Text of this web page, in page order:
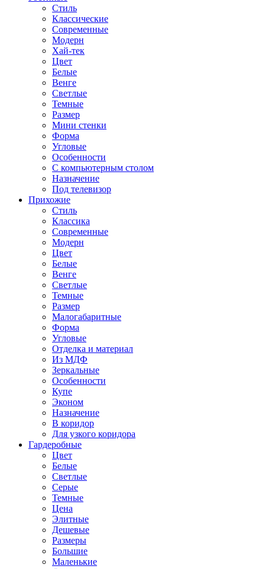
Стиль
Классические
Современные
Модерн
Хай-тек
Цвет
Белые
Венге
Светлые
Темные
Размер
Мини стенки
Форма
Угловые
Особенности
С компьютерным столом
Назначение
Под телевизор
Прихожие
Стиль
Классика
Современные
Модерн
Цвет
Белые
Венге
Светлые
Темные
Размер
Малогабаритные
Форма
Угловые
Отделка и материал
Из МДФ
Зеркальные
Особенности
Купе
Эконом
Назначение
В коридор
Для узкого коридора
Гардеробные
Цвет
Белые
Светлые
Серые
Темные
Цена
Элитные
Дешевые
Размеры
Большие
Маленькие